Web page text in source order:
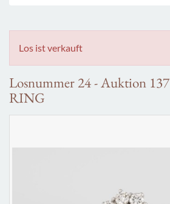
Los ist verkauft
Losnummer 24 - Auktion 137
RING